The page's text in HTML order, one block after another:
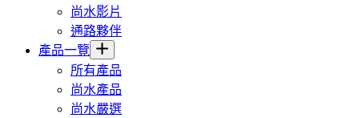
尚水影片
通路夥伴
產品一覽
所有產品
尚水產品
尚水嚴選